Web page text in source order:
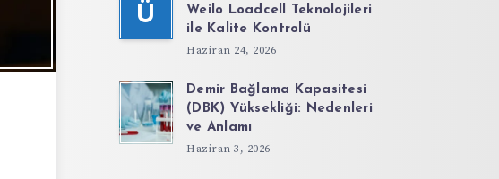
Ü
Weilo Loadcell Teknolojileri
ile Kalite Kontrolü
Haziran 24, 2026
Demir Bağlama Kapasitesi
(DBK) Yüksekliği: Nedenleri
ve Anlamı
Haziran 3, 2026